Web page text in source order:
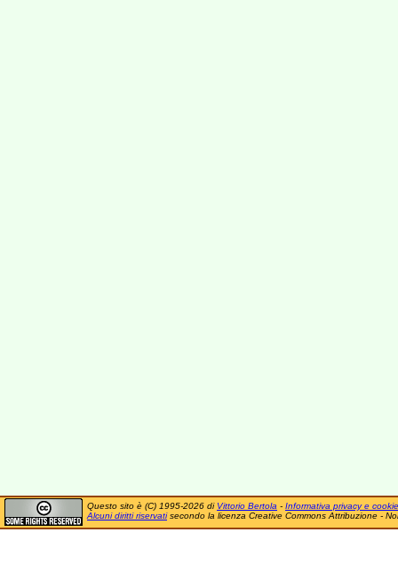
Questo sito è (C) 1995-2026 di Vittorio Bertola - Informativa privacy e cookie
Alcuni diritti riservatisecondo la licenza Creative Commons Attribuzione -